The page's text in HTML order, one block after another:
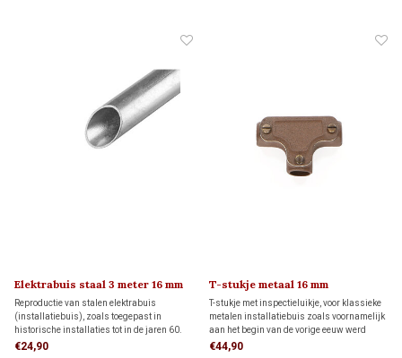
Elektrabuis staal 3 meter 16 mm
Reproductie van stalen elektrabuis
(installatiebuis), zoals toegepast in
historische installaties tot in de jaren 60.
De metalen buis heeft een druksterkte van
€24,90
T-stukje metaal 16 mm
T-stukje met inspectieluikje, voor klassieke
metalen installatiebuis zoals voornamelijk
aan het begin van de vorige eeuw werd
toegepast.
€44,90